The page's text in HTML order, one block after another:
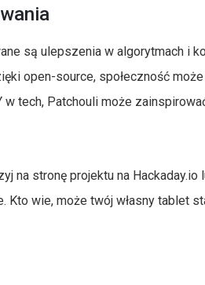
są ulepszenia w algorytmach i
open-source, społeczność
w tech, Patchouli może
na stronę projektu na
Kto wie, może twój własny tablet